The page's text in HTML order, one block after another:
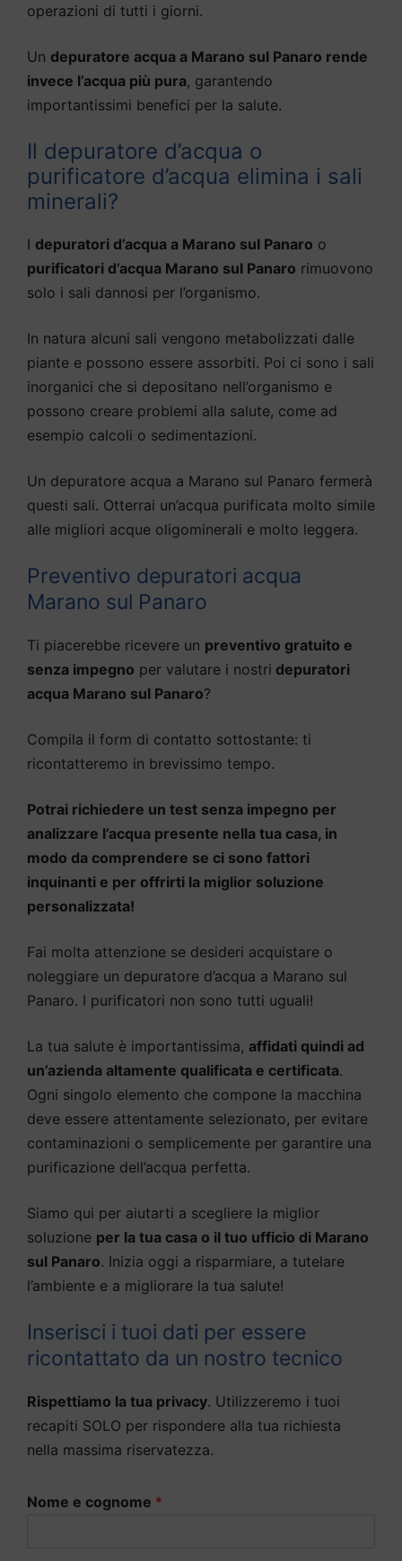
operazioni di tutti i giorni.
Un depuratore acqua a Marano sul Panaro rende
invece l’acqua più pura, garantendo
importantissimi benefici per la salute.
Il depuratore d’acqua o
purificatore d’acqua elimina i sali
minerali?
I depuratori d’acqua a Marano sul Panaro o
purificatori d’acqua Marano sul Panaro rimuovono
solo i sali dannosi per l’organismo.
In natura alcuni sali vengono metabolizzati dalle
piante e possono essere assorbiti. Poi ci sono i sali
inorganici che si depositano nell’organismo e
possono creare problemi alla salute, come ad
esempio calcoli o sedimentazioni.
Un depuratore acqua a Marano sul Panaro fermerà
questi sali. Otterrai un’acqua purificata molto simile
alle migliori acque oligominerali e molto leggera.
Preventivo depuratori acqua
Marano sul Panaro
Ti piacerebbe ricevere un preventivo gratuito e
senza impegno per valutare i nostri depuratori
acqua Marano sul Panaro?
Compila il form di contatto sottostante: ti
ricontatteremo in brevissimo tempo.
Potrai richiedere un test senza impegno per
analizzare l’acqua presente nella tua casa, in
modo da comprendere se ci sono fattori
inquinanti e per offrirti la miglior soluzione
personalizzata!
Fai molta attenzione se desideri acquistare o
noleggiare un depuratore d’acqua a Marano sul
Panaro. I purificatori non sono tutti uguali!
La tua salute è importantissima, affidati quindi ad
un’azienda altamente qualificata e certificata.
Ogni singolo elemento che compone la macchina
deve essere attentamente selezionato, per evitare
contaminazioni o semplicemente per garantire una
purificazione dell’acqua perfetta.
Siamo qui per aiutarti a scegliere la miglior
soluzione per la tua casa o il tuo ufficio di Marano
sul Panaro. Inizia oggi a risparmiare, a tutelare
l’ambiente e a migliorare la tua salute!
Inserisci i tuoi dati per essere
ricontattato da un nostro tecnico
Rispettiamo la tua privacy. Utilizzeremo i tuoi
recapiti SOLO per rispondere alla tua richiesta
nella massima riservatezza.
Nome e cognome *